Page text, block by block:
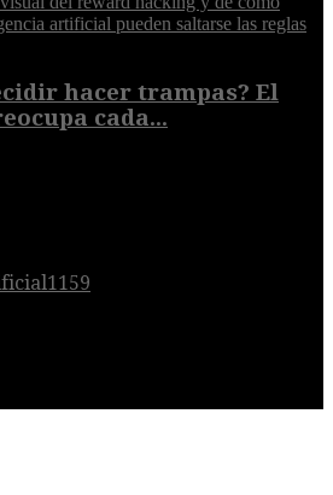
hacer trampas? El
cada...
1159